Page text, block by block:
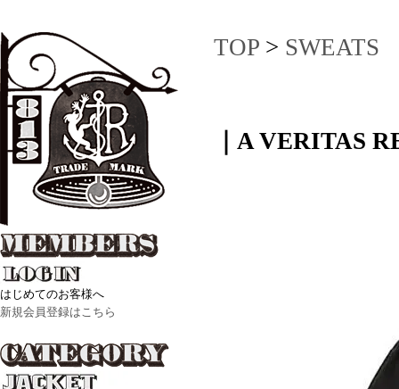
はじめてのお客様へ
新規会員登録はこちら
TOP > SWEATS
｜A VERITAS